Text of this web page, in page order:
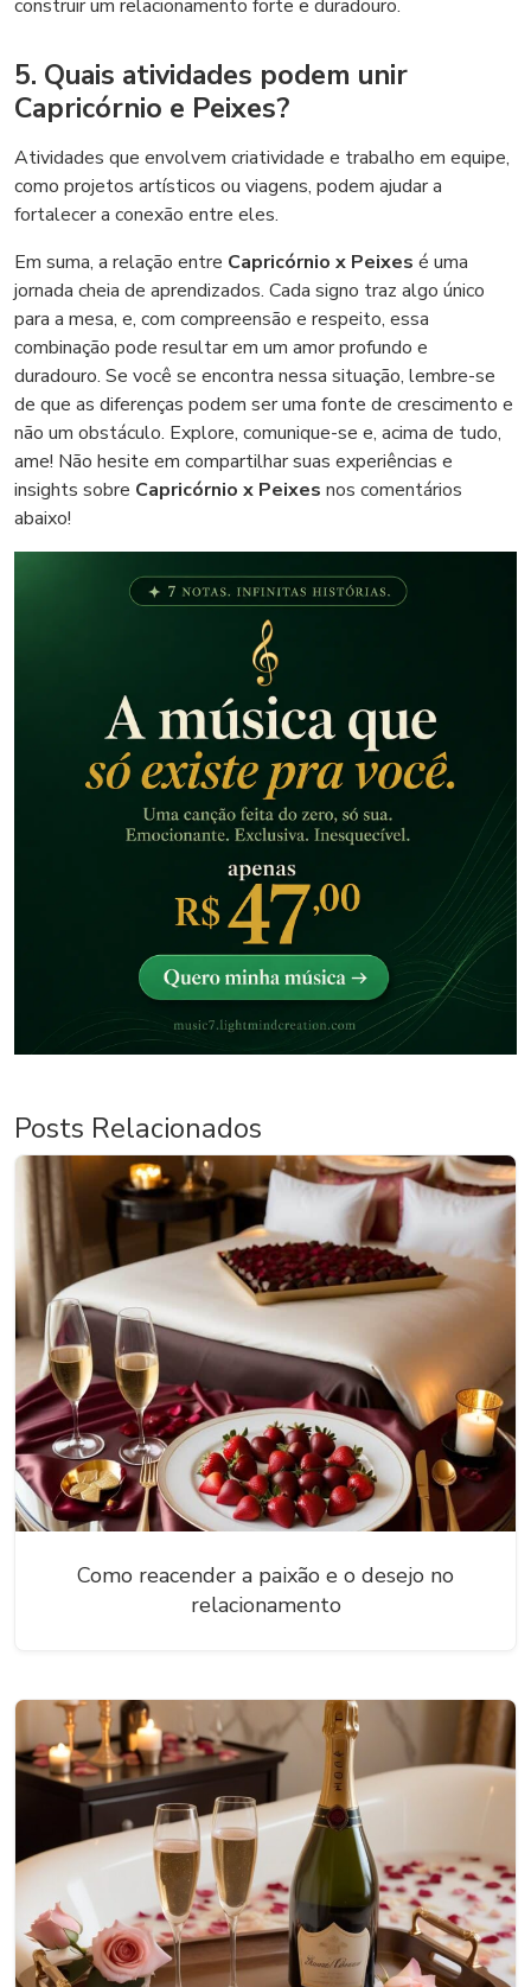
construir um relacionamento forte e duradouro.
5. Quais atividades podem unir
Capricórnio e Peixes?
Atividades que envolvem criatividade e trabalho em equipe,
como projetos artísticos ou viagens, podem ajudar a
fortalecer a conexão entre eles.
Em suma, a relação entre Capricórnio x Peixes é uma
jornada cheia de aprendizados. Cada signo traz algo único
para a mesa, e, com compreensão e respeito, essa
combinação pode resultar em um amor profundo e
duradouro. Se você se encontra nessa situação, lembre-se
de que as diferenças podem ser uma fonte de crescimento e
não um obstáculo. Explore, comunique-se e, acima de tudo,
ame! Não hesite em compartilhar suas experiências e
insights sobre Capricórnio x Peixes nos comentários
abaixo!
Posts Relacionados
Como reacender a paixão e o desejo no
relacionamento